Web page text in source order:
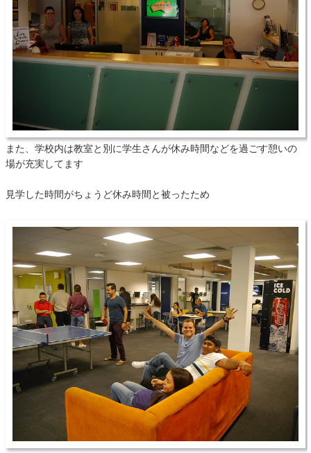
また、学校内は教室と別に学生さんが休み時間などを過ごす憩いの
場が充実してます
見学した時間がちょうど休み時間と被ったため